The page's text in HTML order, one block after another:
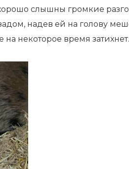
слышны громкие
надев ей на голову
некоторое время затихнет.